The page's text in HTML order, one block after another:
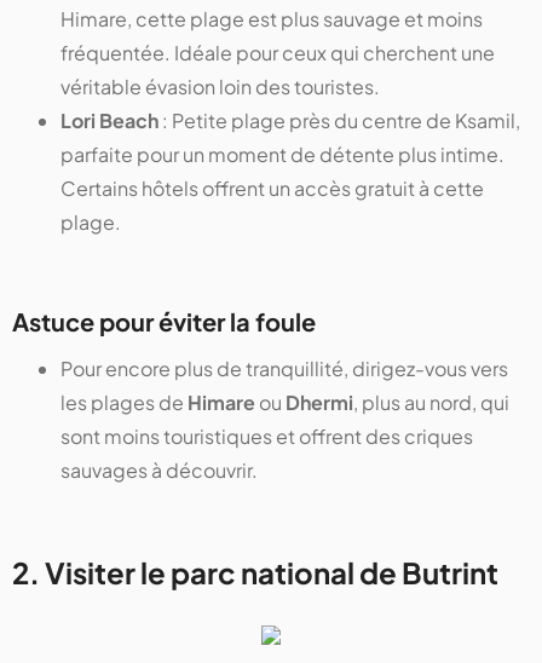
Himare, cette plage est plus sauvage et moins
fréquentée. Idéale pour ceux qui cherchent une
véritable évasion loin des touristes.
Lori Beach: Petite plage près du centre de Ksamil,
parfaite pour un moment de détente plus intime.
Certains hôtels offrent un accès gratuit à cette
plage.
Astuce pour éviter la foule
Pour encore plus de tranquillité, dirigez-vous vers
les plages de Himareou Dhermi, plus au nord, qui
sont moins touristiques et offrent des criques
sauvages à découvrir.
2. Visiter le parc national de Butrint